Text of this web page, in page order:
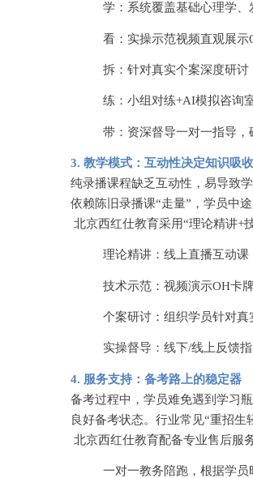
学：系统覆盖基础心理学
看：实操示范视频直观展示
拆：针对真实个案深度研
练：小组对练+AI模拟咨询
带：资深督导一对一指导
3. 教学模式：互动性决定知识吸
纯录播课程缺乏互动性，易导致
依赖陈旧录播课“走量”，学员中
北京西红仕教育采用“理论精讲+
理论精讲：线上直播互动
技术示范：视频演示OH卡
个案研讨：组织学员针对
实操督导：线下/线上反馈
4. 服务支持：备考路上的稳定器
备考过程中，学员难免遇到学习
良好备考状态。行业常见“重招生
北京西红仕教育配备专业售后服
一对一教务陪跑，根据学